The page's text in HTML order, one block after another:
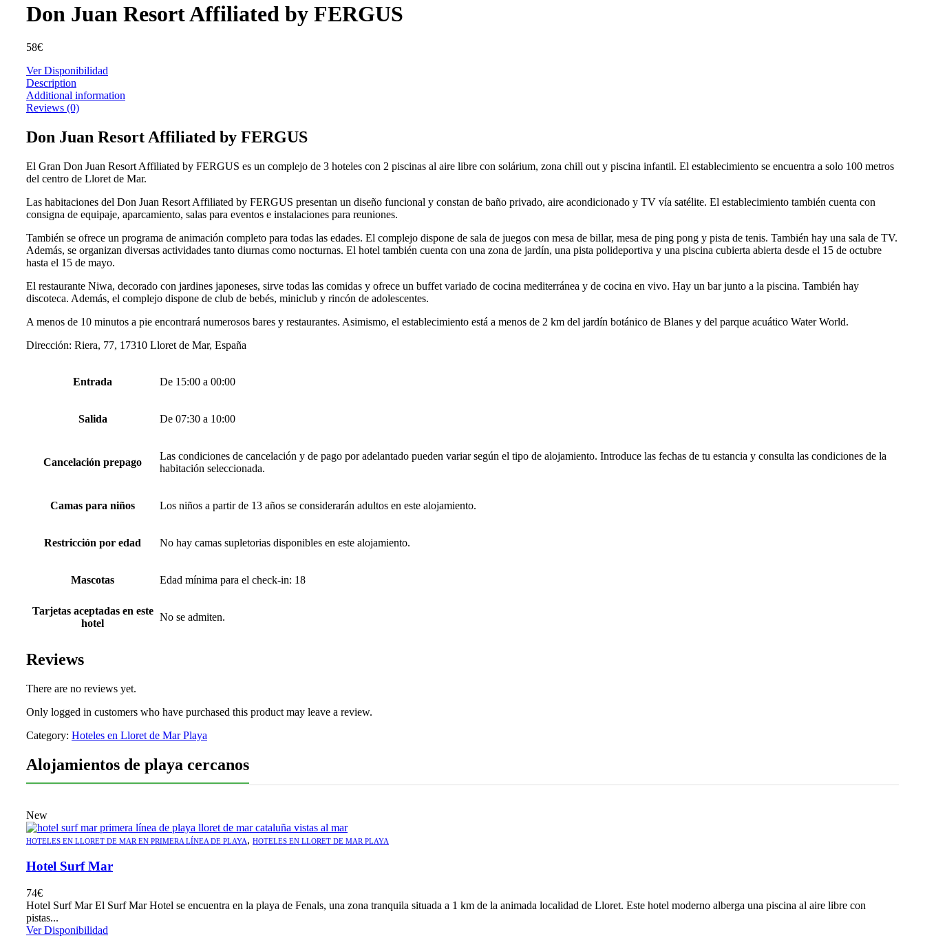
Don Juan Resort Affiliated by FERGUS
58€
Ver Disponibilidad
Description
Additional information
Reviews (0)
Don Juan Resort Affiliated by FERGUS
El Gran Don Juan Resort Affiliated by FERGUS es un complejo de 3 hoteles con 2 piscinas al aire libre con solárium, zona chill out y piscina infantil. El establecimiento se encuentra a solo 100 metros
del centro de Lloret de Mar.
Las habitaciones del Don Juan Resort Affiliated by FERGUS presentan un diseño funcional y constan de baño privado, aire acondicionado y TV vía satélite. El establecimiento también cuenta con
consigna de equipaje, aparcamiento, salas para eventos e instalaciones para reuniones.
También se ofrece un programa de animación completo para todas las edades. El complejo dispone de sala de juegos con mesa de billar, mesa de ping pong y pista de tenis. También hay una sala de TV.
Además, se organizan diversas actividades tanto diurnas como nocturnas. El hotel también cuenta con una zona de jardín, una pista polideportiva y una piscina cubierta abierta desde el 15 de octubre
hasta el 15 de mayo.
El restaurante Niwa, decorado con jardines japoneses, sirve todas las comidas y ofrece un buffet variado de cocina mediterránea y de cocina en vivo. Hay un bar junto a la piscina. También hay
discoteca. Además, el complejo dispone de club de bebés, miniclub y rincón de adolescentes.
A menos de 10 minutos a pie encontrará numerosos bares y restaurantes. Asimismo, el establecimiento está a menos de 2 km del jardín botánico de Blanes y del parque acuático Water World.
Dirección: Riera, 77, 17310 Lloret de Mar, España
Entrada De 15:00 a 00:00
Salida De 07:30 a 10:00
Cancelación prepago
Las condiciones de cancelación y de pago por adelantado pueden variar según el tipo de alojamiento. Introduce las fechas de tu estancia y consulta las condiciones de la
habitación seleccionada.
Camas para niños Los niños a partir de 13 años se considerarán adultos en este alojamiento.
Restricción por edad No hay camas supletorias disponibles en este alojamiento.
Mascotas Edad mínima para el check-in: 18
Tarjetas aceptadas en este
hotel
No se admiten.
Reviews
There are no reviews yet.
Only logged in customers who have purchased this product may leave a review.
Category: Hoteles en Lloret de Mar Playa
Alojamientos de playa cercanos
New
HOTELES EN LLORET DE MAR EN PRIMERA LÍNEA DE PLAYA, HOTELES EN LLORET DE MAR PLAYA
Hotel Surf Mar
74€
Hotel Surf Mar El Surf Mar Hotel se encuentra en la playa de Fenals, una zona tranquila situada a 1 km de la animada localidad de Lloret. Este hotel moderno alberga una piscina al aire libre con
pistas...
Ver Disponibilidad